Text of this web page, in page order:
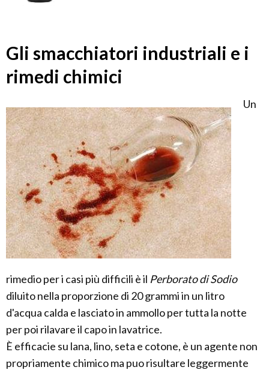
Gli smacchiatori industriali e i
rimedi chimici
Un
rimedio per i casi più difficili è il Perborato di Sodio
diluito nella proporzione di 20 grammi in un litro
d'acqua calda e lasciato in ammollo per tutta la notte
per poi rilavare il capo in lavatrice.
È efficacie su lana, lino, seta e cotone, è un agente non
propriamente chimico ma puo risultare leggermente